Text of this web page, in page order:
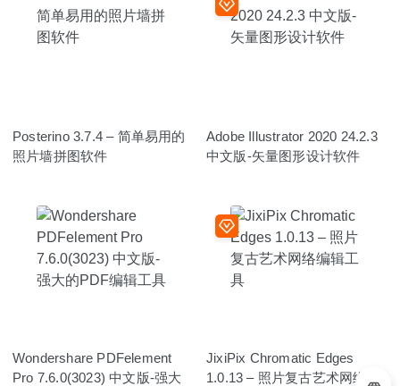
Posterino 3.7.4 – 简单易用的
照片墙拼图软件
Adobe Illustrator 2020 24.2.3
中文版-矢量图形设计软件
Wondershare PDFelement
Pro 7.6.0(3023) 中文版-强大
JixiPix Chromatic Edges
1.0.13 – 照片复古艺术网络编